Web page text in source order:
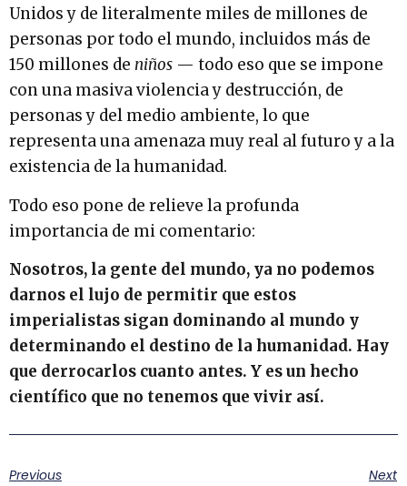
Unidos y de literalmente miles de millones de
personas por todo el mundo, incluidos más de
150 millones de niños — todo eso que se impone
con una masiva violencia y destrucción, de
personas y del medio ambiente, lo que
representa una amenaza muy real al futuro y a la
existencia de la humanidad.
Todo eso pone de relieve la profunda
importancia de mi comentario:
Nosotros, la gente del mundo, ya no podemos
darnos el lujo de permitir que estos
imperialistas sigan dominando al mundo y
determinando el destino de la humanidad. Hay
que derrocarlos cuanto antes. Y es un hecho
científico que no tenemos que vivir así.
Previous Next